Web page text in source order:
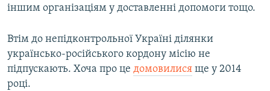
іншим організаціям у доставленні допомоги тощо.
Втім до непідконтрольної Україні ділянки
українсько-російського кордону місію не
підпускають. Хоча про це домовилися ще у 2014
році.